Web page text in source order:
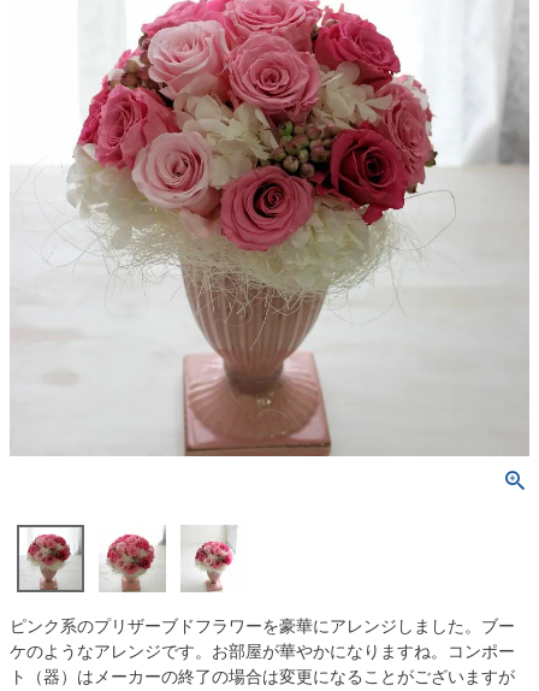
ピンク系のプリザーブドフラワーを豪華にアレンジしました。ブー
ケのようなアレンジです。お部屋が華やかになりますね。コンポー
ト（器）はメーカーの終了の場合は変更になることがございますが